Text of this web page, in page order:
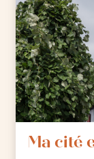
Ma cité